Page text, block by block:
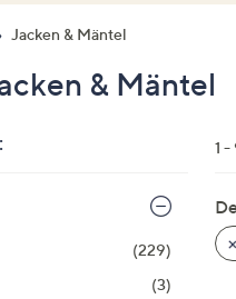
Jacken & Mäntel
& Mäntel
(229)
(3)
1 -